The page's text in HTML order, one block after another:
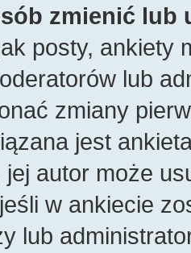
zmienić lub
posty, ankiety
lub
zmiany
jest
autor może
w ankiecie
lub